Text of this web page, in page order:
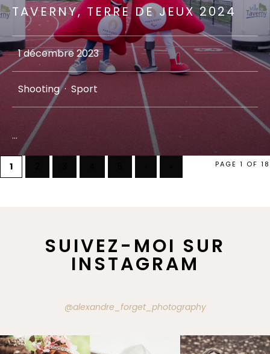
TAVERNY, TERRE DE JEUX 2024
1 décembre 2023
Shooting· Sport
...
1 PAGE 1 OF 18
SUIVEZ-MOI SUR
INSTAGRAM
@alexandre_forget_photography